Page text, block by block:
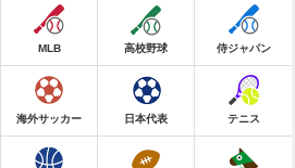
MLB 高校野球 侍ジャパン
海外サッカー 日本代表 テニス